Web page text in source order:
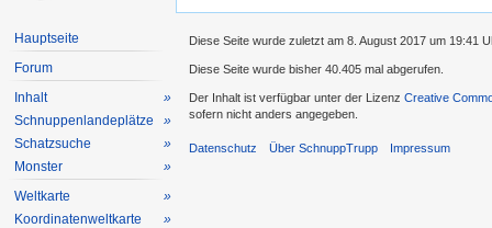
Hauptseite
Forum
Inhalt
»
Schnuppenlandeplätze
»
Schatzsuche
»
Monster
»
Weltkarte
»
Koordinatenweltkarte
»
Diese Seite wurde zuletzt am 8. August 2017 um 19:41
Diese Seite wurde bisher 40.405 mal abgerufen.
Der Inhalt ist verfügbar unter der Lizenz Creative
sofern nicht anders angegeben.
Datenschutz Über SchnuppTrupp Impressum